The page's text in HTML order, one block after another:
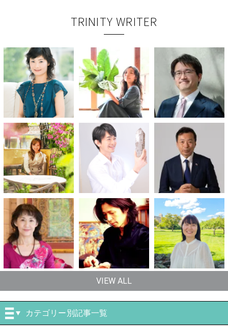
TRINITY WRITER
VIEW ALL
カテゴリー別記事一覧